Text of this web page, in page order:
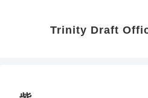
Trinity Draft